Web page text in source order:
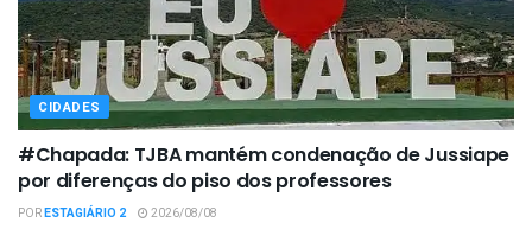
CIDADES
#Chapada: TJBA mantém condenação de Jussiape
por diferenças do piso dos professores
PORESTAGIÁRIO 2 2026/08/08